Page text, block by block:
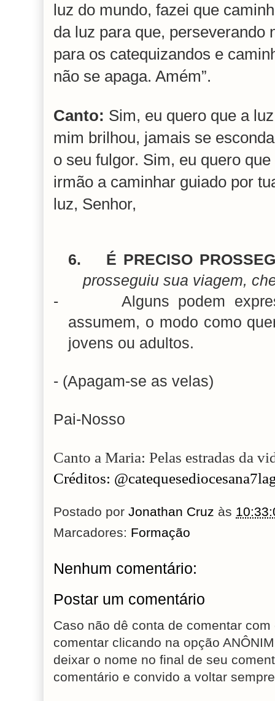
luz do mundo, fazei que
da luz para que, perseverando
para os catequizandos e
não se apaga. Amém”.
Canto: Sim, eu quero que a
mim brilhou, jamais se
o seu fulgor. Sim, eu quero
irmão a caminhar guiado por
luz, Senhor,
6.
É PRECISO
prosseguiu sua viagem,
-
Alguns podem
assumem, o modo como
jovens ou adultos.
- (Apagam-se as velas)
Pai-Nosso
Canto a Maria: Pelas estradas da
Créditos:
Postado por Jonathan Cruz às
Marcadores: Formação
Nenhum comentário:
Postar um comentário
Caso não dê conta de comentar
comentar clicando na opção
deixar o nome no final de seu
comentário e convido a voltar